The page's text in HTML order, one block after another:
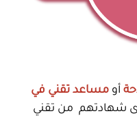
أو مساعد تقني في
شهادتهم من تقني